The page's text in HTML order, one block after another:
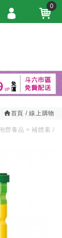
首頁 線上購物
營養品 補體素
0